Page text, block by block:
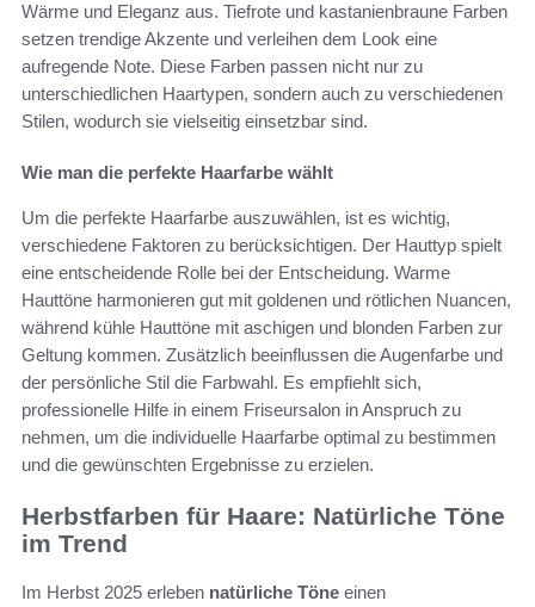
Wärme und Eleganz aus. Tiefrote und kastanienbraune Farben
setzen trendige Akzente und verleihen dem Look eine
aufregende Note. Diese Farben passen nicht nur zu
unterschiedlichen Haartypen, sondern auch zu verschiedenen
Stilen, wodurch sie vielseitig einsetzbar sind.
Wie man die perfekte Haarfarbe wählt
Um die perfekte Haarfarbe auszuwählen, ist es wichtig,
verschiedene Faktoren zu berücksichtigen. Der Hauttyp spielt
eine entscheidende Rolle bei der Entscheidung. Warme
Hauttöne harmonieren gut mit goldenen und rötlichen Nuancen,
während kühle Hauttöne mit aschigen und blonden Farben zur
Geltung kommen. Zusätzlich beeinflussen die Augenfarbe und
der persönliche Stil die Farbwahl. Es empfiehlt sich,
professionelle Hilfe in einem Friseursalon in Anspruch zu
nehmen, um die individuelle Haarfarbe optimal zu bestimmen
und die gewünschten Ergebnisse zu erzielen.
Herbstfarben für Haare: Natürliche Töne
im Trend
Im Herbst 2025 erleben natürliche Töne einen